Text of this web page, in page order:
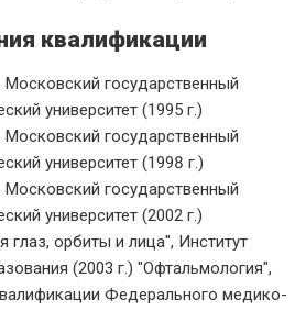
квалификации
Московский государственный
университет (1995 г.)
Московский государственный
университет (1998 г.)
Московский государственный
университет (2002 г.)
глаз, орбиты и лица", Институт
(2003 г.) "Офтальмология",
Федерального медико-